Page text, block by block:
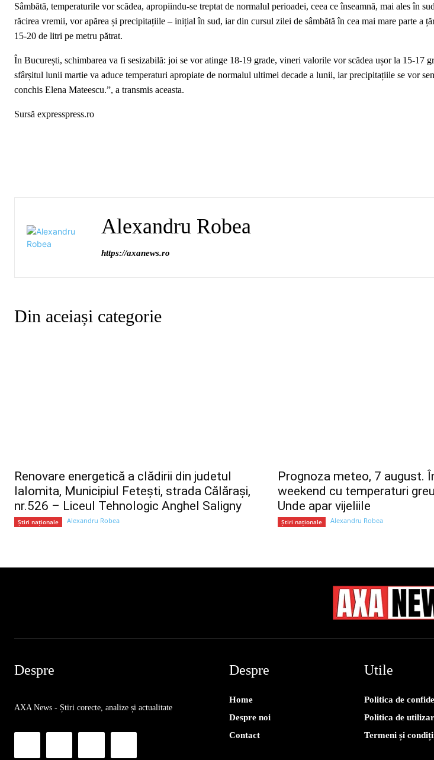
Sâmbătă, temperaturile vor scădea, apropiindu-se treptat de normalul perioadei, ceea ce înseamnă, mai ales în
răcirea vremii, vor apărea și precipitațiile – inițial în sud, iar din cursul zilei de sâmbătă în cea mai mare parte a
15-20 de litri pe metru pătrat.
În București, schimbarea va fi sesizabilă: joi se vor atinge 18-19 grade, vineri valorile vor scădea ușor la 15-17
sfârșitul lunii martie va aduce temperaturi apropiate de normalul ultimei decade a lunii, iar precipitațiile se vor
conchis Elena Mateescu.”, a transmis aceasta.
Sursă expresspress.ro
Alexandru Robea
https://axanews.ro
Din aceiași categorie
Renovare energetică a clădirii din judetul
Ialomita, Municipiul Fetești, strada Călărași,
nr.526 – Liceul Tehnologic Anghel Saligny
Știri naționale Alexandru Robea
Prognoza meteo, 7 august.
weekend cu temperaturi
Unde apar vijeliile
Știri naționale Alexandru Robea
Despre
AXA News - Știri corecte, analize și actualitate
Despre
Home
Despre noi
Contact
Utile
Politica de
Politica de
Termeni și